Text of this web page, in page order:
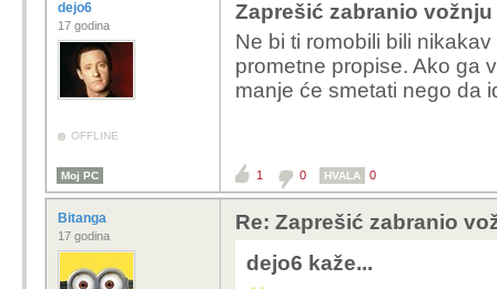
dejo6
17 godina
OFFLINE
Zaprešić zabranio
Ne bi ti romobili bili
prometne propise. Ako ga
manje će smetati nego da
Moj PC 1 0 HVALA 0
Bitanga
17 godina
Re: Zaprešić zabranio
dejo6 kaže...